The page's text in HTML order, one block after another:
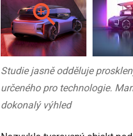
Studie jasně odděluje
určeného pro technologie.
dokonalý výhled